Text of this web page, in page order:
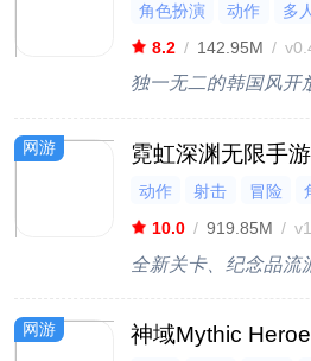
角色扮演 动作 多
MMORPG
8.2 / 142.95M /
网游 霓虹深渊无限手
动作 射击 冒险
Roguelike
10.0 / 919.85M /
网游 神域Mythic